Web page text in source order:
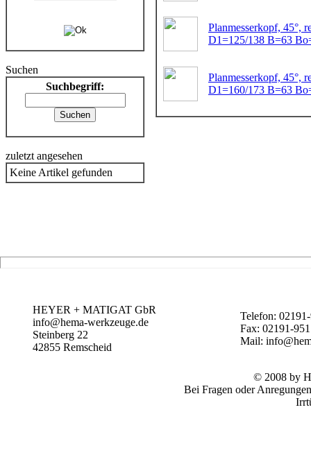
Suchen
Suchbegriff:
zuletzt angesehen
Keine Artikel gefunden
Planmesserkopf, 45°,
D1=125/138 B=63
Planmesserkopf, 45°,
D1=160/173 B=63
HEYER + MATIGAT GbR
info@hema-werkzeuge.de
Steinberg 22
42855 Remscheid
Telefon:
Fax: 02191-
Mail:
© 2008 by
Bei Fragen oder